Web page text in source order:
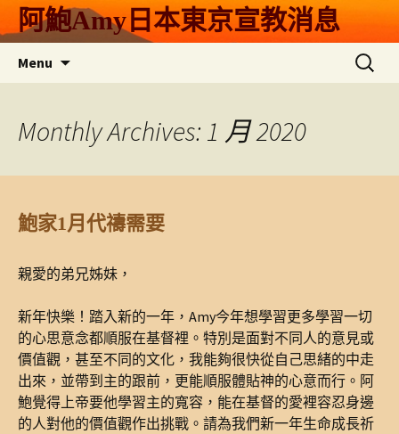
Skip
to 阿鮑Amy日本東京宣教消息
Menu
搜
尋
Monthly Archives: 1 月 2020
鮑家1月代禱需要
親愛的弟兄姊妹，
新年快樂！踏入新的一年，Amy今年想學習更多學習一切
的心思意念都順服在基督裡。特別是面對不同人的意見或
價值觀，甚至不同的文化，我能夠很快從自己思緒的中走
出來，並帶到主的跟前，更能順服體貼神的心意而行。阿
鮑覺得上帝要他學習主的寬容，能在基督的愛裡容忍身邊
的人對他的價值觀作出挑戰。請為我們新一年生命成長祈